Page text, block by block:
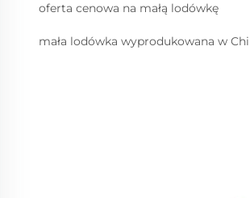
oferta cenowa na małą lodówkę
mała lodówka wyprodukowana w